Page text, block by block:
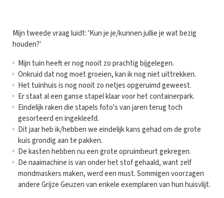
Mijn tweede vraag luidt: 'Kun je je/kunnen jullie je wat bezig
houden?'
Mijn tuin heeft er nog nooit zo prachtig bijgelegen.
Onkruid dat nog moet groeien, kan ik nog niet uittrekken.
Het tuinhuis is nog nooit zo netjes opgeruimd geweest.
Er staat al een ganse stapel klaar voor het containerpark.
Eindelijk raken die stapels foto's van jaren terug toch
gesorteerd en ingekleefd.
Dit jaar heb ik/hebben we eindelijk kans gehad om de grote
kuis grondig aan te pakken.
De kasten hebben nu een grote opruimbeurt gekregen.
De naaimachine is van onder het stof gehaald, want zelf
mondmaskers maken, werd een must. Sommigen voorzagen
andere Grijze Geuzen van enkele exemplaren van hun huisvlijt.